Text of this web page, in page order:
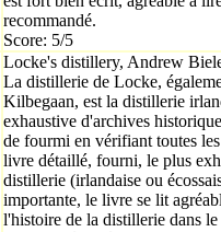
recommandé.
Score: 5/5
Locke's distillery, Andrew
La distillerie de Locke,
Kilbegaan, est la distillerie
exhaustive d'archives
de fourmi en vérifiant toutes
livre détaillé, fourni, le plus
distillerie (irlandaise ou
importante, le livre se lit
l'histoire de la distillerie dans